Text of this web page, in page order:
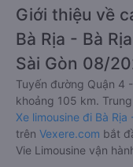
Giới thiệu về
Bà Rịa - Bà
Sài Gòn 08/
Tuyến đường Quận 4
khoảng 105 km.
Xe limousine đi Bà
trên Vexere.com bắt
Vie Limousine vận